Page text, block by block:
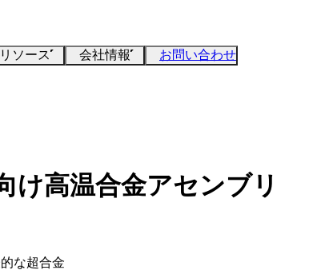
リソース 会社情報 お問い合わせ
け高温合金アセンブリ
な超合金